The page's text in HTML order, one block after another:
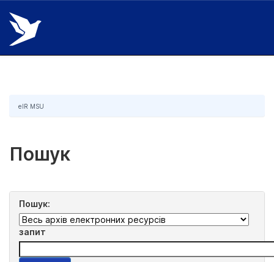
Skip
navigation
eIR MSU
Пошук
Пошук:
запит